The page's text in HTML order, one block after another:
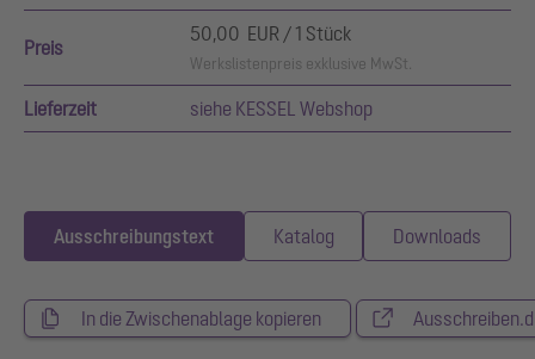
Preis
50,00 EUR / 1 Stück
Werkslistenpreis exklusive MwSt.
Lieferzeit siehe KESSEL Webshop
Ausschreibungstext Katalog Downloads
In die Zwischenablage kopieren